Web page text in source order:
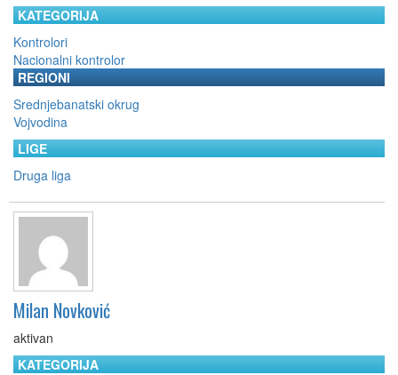
KATEGORIJA
Kontrolori
Nacionalni kontrolor
REGIONI
Srednjebanatski okrug
Vojvodina
LIGE
Druga liga
Milan Novković
aktivan
KATEGORIJA